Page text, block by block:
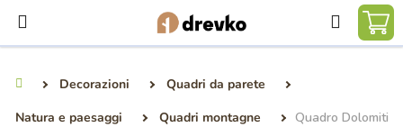
contenuto
Ricerca
Decorazioni
Quadri da parete
Natura e paesaggi
Quadri montagne
Quadro Dolomiti